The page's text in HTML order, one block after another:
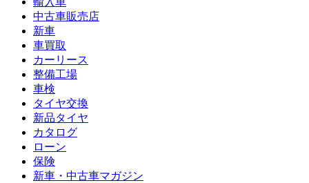
中古車販売店
新車
車買取
カーリース
整備工場
車検
タイヤ交換
新品タイヤ
カタログ
ローン
保険
新車・中古車マガジン